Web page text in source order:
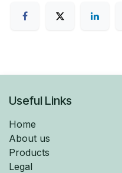
Useful Links
Home
About us
Products
Legal